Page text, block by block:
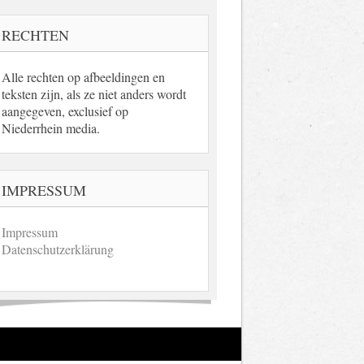
RECHTEN
Alle rechten op afbeeldingen en
teksten zijn, als ze niet anders wordt
aangegeven, exclusief op
Niederrhein media.
IMPRESSUM
Impressum
Datenschutzerklärung